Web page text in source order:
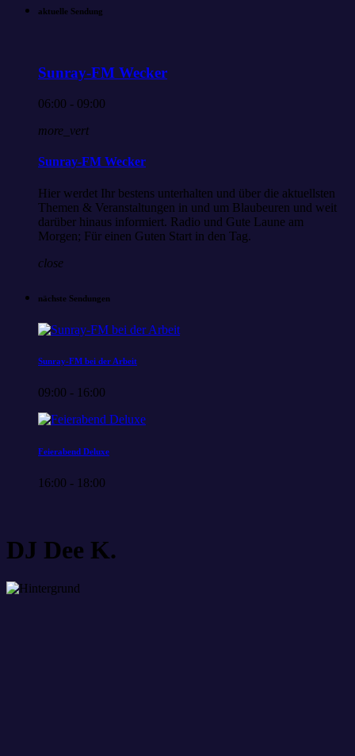
aktuelle Sendung
Sunray-FM Wecker
06:00 - 09:00
more_vert
Sunray-FM Wecker
Hier werdet Ihr bestens unterhalten und über die aktuellsten
Themen & Veranstaltungen in und um Blaubeuren und weit
darüber hinaus informiert. Radio und Gute Laune am
Morgen; Für einen Guten Start in den Tag.
close
nächste Sendungen
Sunray-FM bei der Arbeit
09:00 - 16:00
Feierabend Deluxe
16:00 - 18:00
DJ Dee K.